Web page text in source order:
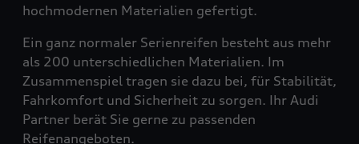
hochmodernen Materialien gefertigt.
Ein ganz normaler Serienreifen besteht aus mehr
als 200 unterschiedlichen Materialien. Im
Zusammenspiel tragen sie dazu bei, für Stabilität,
Fahrkomfort und Sicherheit zu sorgen. Ihr Audi
Partner berät Sie gerne zu passenden
Reifenangeboten.